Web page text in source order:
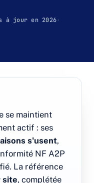
à jour en 2026·
se maintient
actif : ses
s'usent,
NF A2P
La référence
site, complétée